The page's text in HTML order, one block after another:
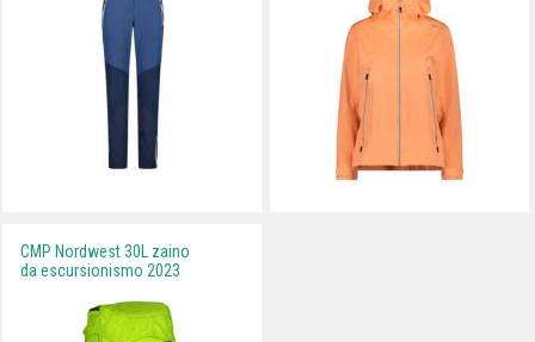
CMP Nordwest 30L zaino
da escursionismo 2023